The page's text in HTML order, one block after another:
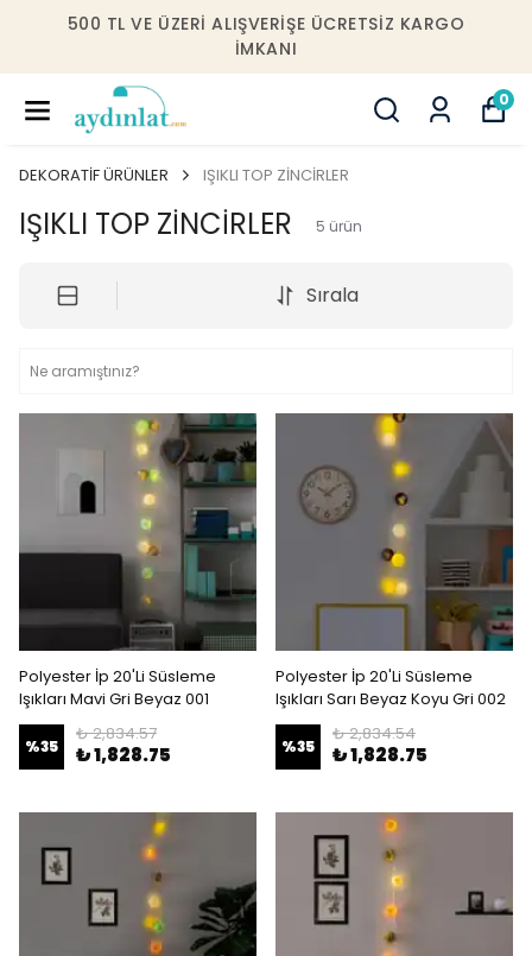
10000 TL VE ÜZERI ALIŞVERIŞLERDE İSTANBUL
IÇERISINDE ÜCRETSIZ MONTAJ!
0
DEKORATİF ÜRÜNLER IŞIKLI TOP ZİNCİRLER
IŞIKLI TOP ZİNCİRLER 5 ürün
Sırala
Polyester İp 20'Li Süsleme
Işıkları Mavi Gri Beyaz 001
%35
₺ 2,834.57
₺ 1,828.75
Polyester İp 20'Li Süsleme
Işıkları Sarı Beyaz Koyu Gri 002
%35
₺ 2,834.54
₺ 1,828.75